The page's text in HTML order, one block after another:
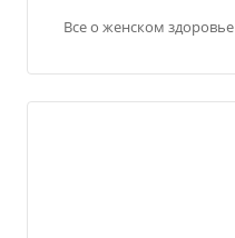
Все о женском здоровье